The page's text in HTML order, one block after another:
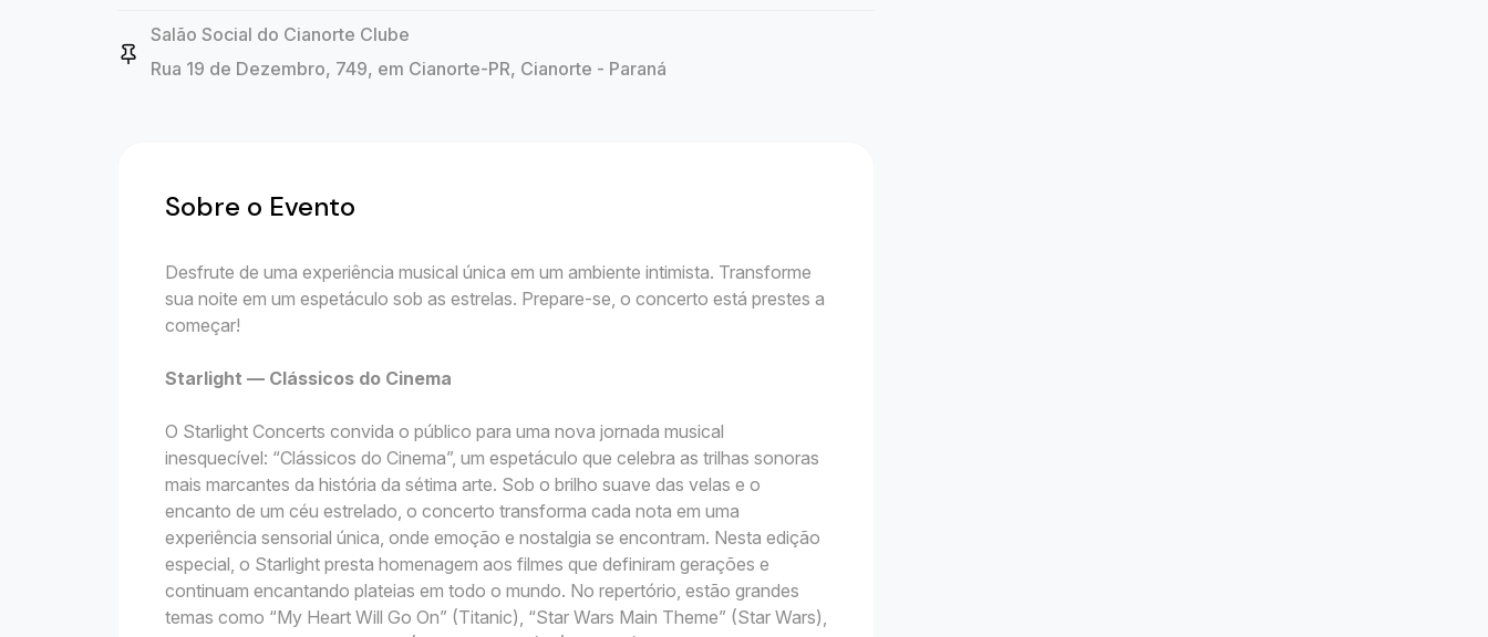
Salão Social do Cianorte Clube
Rua 19 de Dezembro, 749, em Cianorte-PR, Cianorte - Paraná
Sobre o Evento
Desfrute de uma experiência musical única em um ambiente intimista. Transforme
sua noite em um espetáculo sob as estrelas. Prepare-se, o concerto está prestes a
começar!
Starlight — Clássicos do Cinema
O Starlight Concerts convida o público para uma nova jornada musical
inesquecível: “Clássicos do Cinema”, um espetáculo que celebra as trilhas sonoras
mais marcantes da história da sétima arte. Sob o brilho suave das velas e o
encanto de um céu estrelado, o concerto transforma cada nota em uma
experiência sensorial única, onde emoção e nostalgia se encontram. Nesta edição
especial, o Starlight presta homenagem aos filmes que definiram gerações e
continuam encantando plateias em todo o mundo. No repertório, estão grandes
temas como “My Heart Will Go On” (Titanic), “Star Wars Main Theme” (Star Wars),